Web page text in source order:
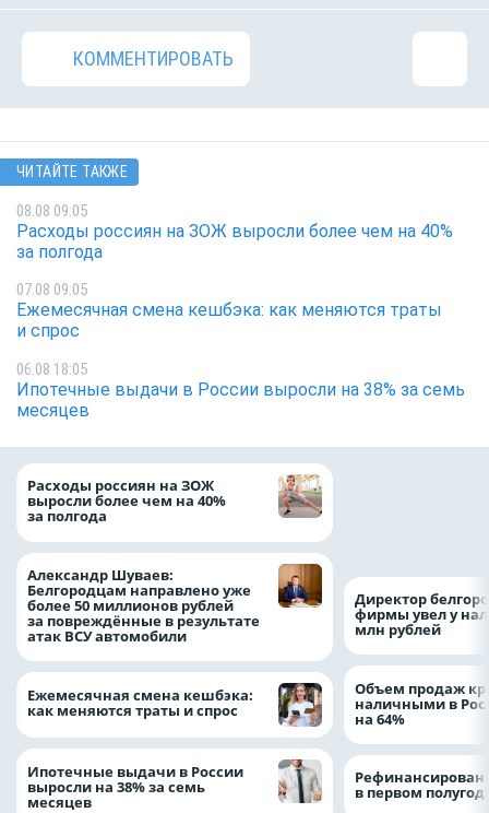
КОММЕНТИРОВАТЬ
ЧИТАЙТЕ ТАКЖЕ
08.08 09:05
Расходы россиян на ЗОЖ выросли более чем на 40%
за полгода
07.08 09:05
Ежемесячная смена кешбэка: как меняются траты
и спрос
06.08 18:05
Ипотечные выдачи в России выросли на 38% за семь
месяцев
Расходы россиян на ЗОЖ
выросли более чем на 40%
за полгода
Александр Шуваев:
Белгородцам направлено уже
более 50 миллионов рублей
за повреждённые в результате
атак ВСУ автомобили
Ежемесячная смена кешбэка:
как меняются траты и спрос
Ипотечные выдачи в России
выросли на 38% за семь
месяцев
Директор
фирмы увел у
млн рублей
Объем продаж
наличными в
на 64%
в первом